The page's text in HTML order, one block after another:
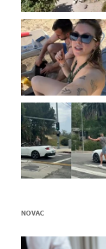
NOVAC